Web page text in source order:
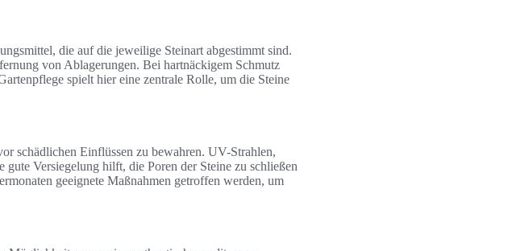
die auf die jeweilige Steinart abgestimmt sind.
von Ablagerungen. Bei hartnäckigem Schmutz
spielt hier eine zentrale Rolle, um die Steine
schädlichen Einflüssen zu bewahren. UV-Strahlen,
Versiegelung hilft, die Poren der Steine zu schließen
geeignete Maßnahmen getroffen werden, um